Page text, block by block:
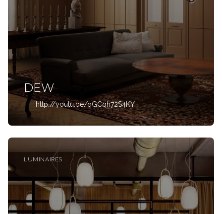
DEW
http://youtu.be/qGCqh72S4KY
LUMINAIRES